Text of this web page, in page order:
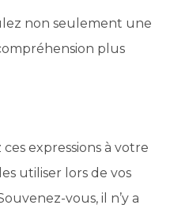
non seulement une
plus
expressions à votre
utiliser lors de vos
vous, il n’y a